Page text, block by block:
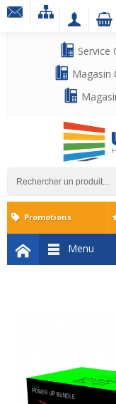
Service
Magasin
Menu
Promotions